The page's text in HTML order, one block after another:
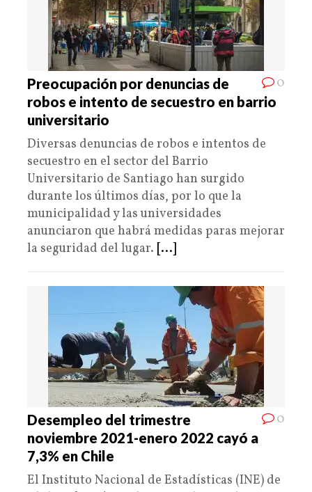
0
Preocupación por denuncias de
robos e intento de secuestro en barrio
universitario
Diversas denuncias de robos e intentos de
secuestro en el sector del Barrio
Universitario de Santiago han surgido
durante los últimos días, por lo que la
municipalidad y las universidades
anunciaron que habrá medidas paras mejorar
la seguridad del lugar. [...]
0
Desempleo del trimestre
noviembre 2021-enero 2022 cayó a
7,3% en Chile
El Instituto Nacional de Estadísticas (INE) de